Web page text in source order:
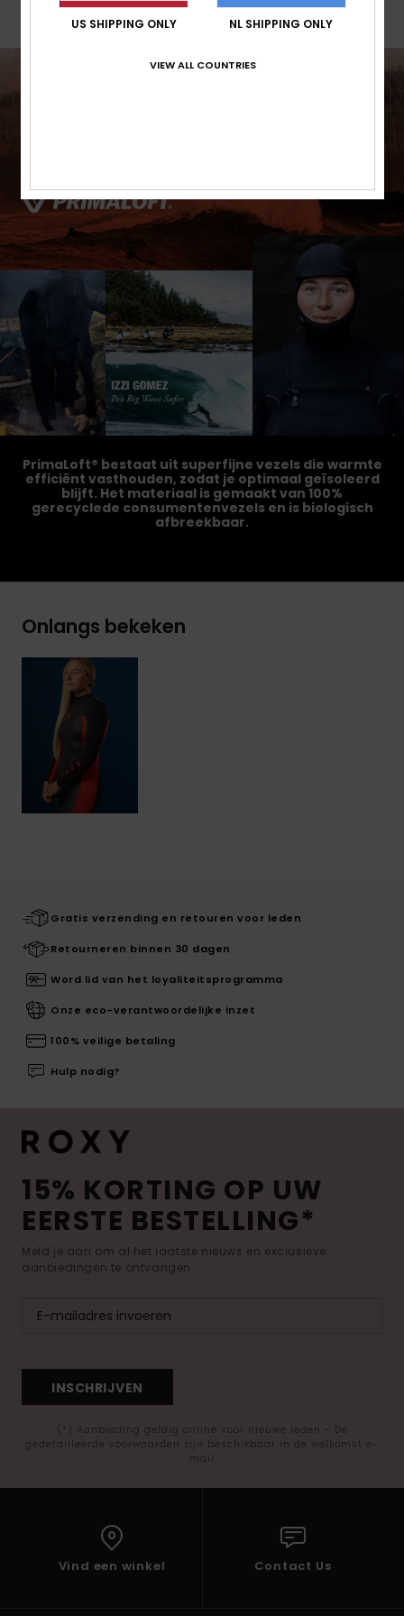
PrimaLoft® bestaat uit superfijne vezels die warmte
efficiënt vasthouden, zodat je optimaal geïsoleerd
blijft. Het materiaal is gemaakt van 100%
gerecyclede consumentenvezels en is biologisch
afbreekbaar.
Onlangs bekeken
Gratis verzending en retouren voor leden
Retourneren binnen 30 dagen
Word lid van het loyaliteitsprogramma
Onze eco-verantwoordelijke inzet
100% veilige betaling
Hulp nodig?
15% KORTING OP UW
EERSTE BESTELLING*
Meld je aan om al het laatste nieuws en exclusieve
aanbiedingen te ontvangen.
INSCHRIJVEN
(*) Aanbieding geldig online voor nieuwe leden - De
gedetailleerde voorwaarden zijn beschikbaar in de welkomst e-
mail
Vind een winkel Contact Us
US SHIPPING ONLY NL SHIPPING ONLY
VIEW ALL COUNTRIES